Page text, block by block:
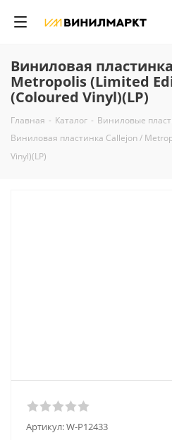
Виниловая
Metropolis (Limited
(Coloured Vinyl)(LP)
Главная - Каталог - Виниловые
Виниловая пластинка Callejon /
Vinyl)(LP)
Артикул:W-P12433